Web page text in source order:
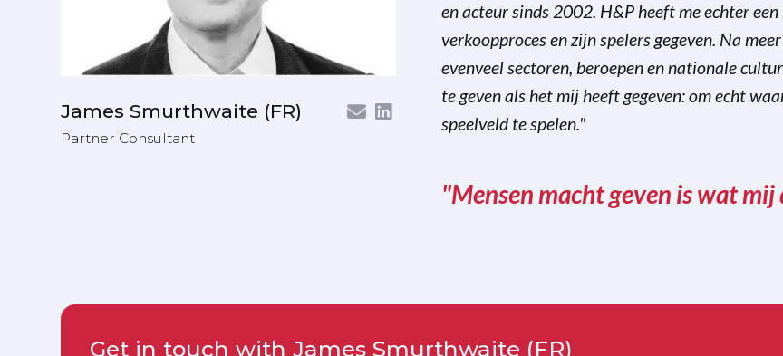
James Smurthwaite (FR)
Partner Consultant
en acteur sinds 2002. H&P heeft me echter
verkoopproces en zijn spelers gegeven. Na
evenveel sectoren, beroepen en nationale
te geven als het mij heeft gegeven: om echt
speelveld te spelen."
"Mensen macht geven is wat
Get in touch with James Smurthwaite (FR)